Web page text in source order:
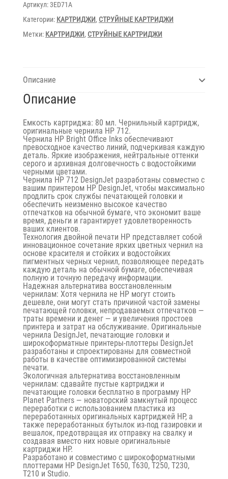
Артикул:3ED71A
Категории: КАРТРИДЖИ, СТРУЙНЫЕ КАРТРИДЖИ
Метки: КАРТРИДЖИ, СТРУЙНЫЕ КАРТРИДЖИ
Описание
Описание
Емкость картриджа: 80 мл. Чернильный картридж,
оригинальные чернила HP 712.
Чернила HP Bright Office Inks обеспечивают
превосходное качество линий, подчеркивая каждую
деталь. Яркие изображения, нейтральные оттенки
серого и архивная долговечность с водостойкими
черными цветами.
Чернила HP 712 DesignJet разработаны совместно с
вашим принтером HP DesignJet, чтобы максимально
продлить срок службы печатающей головки и
обеспечить неизменно высокое качество
отпечатков на обычной бумаге, что экономит ваше
время, деньги и гарантирует удовлетворенность
ваших клиентов.
Технология двойной печати HP представляет собой
инновационное сочетание ярких цветных чернил на
основе красителя и стойких и водостойких
пигментных черных чернил, позволяющее передать
каждую деталь на обычной бумаге, обеспечивая
полную и точную передачу информации.
Надежная альтернатива восстановленным
чернилам: Хотя чернила не HP могут стоить
дешевле, они могут стать причиной частой замены
печатающей головки, непродаваемых отпечатков —
траты времени и денег — и увеличения простоев
принтера и затрат на обслуживание. Оригинальные
чернила DesignJet, печатающие головки и
широкоформатные принтеры-плоттеры DesignJet
разработаны и спроектированы для совместной
работы в качестве оптимизированной системы
печати.
Экологичная альтернатива восстановленным
чернилам: сдавайте пустые картриджи и
печатающие головки бесплатно в программу HP
Planet Partners — новаторский замкнутый процесс
переработки с использованием пластика из
переработанных оригинальных картриджей HP, а
также переработанных бутылок из-под газировки и
вешалок, предотвращая их отправку на свалку и
создавая вместо них новые оригинальные
картриджи HP.
Разработано и совместимо с широкоформатными
плоттерами HP DesignJet T650, T630, T250, T230,
T210 и Studio.